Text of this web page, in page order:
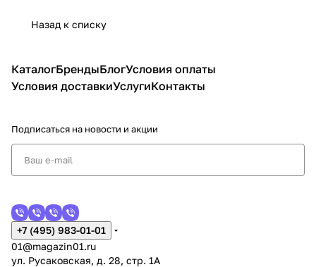
Назад к списку
КаталогБрендыБлогУсловия оплаты
Условия доставкиУслугиКонтакты
Подписаться на новости и акции
+7 (495) 983-01-01
01@magazin01.ru
ул. Русаковская, д. 28, стр. 1А